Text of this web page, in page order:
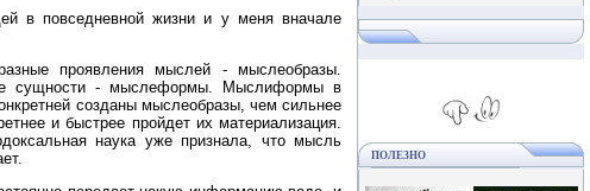
в повседневной жизни и у меня вначале
проявления мыслей - мыслеобразы.
сущности - мыслеформы. Мыслиформы в
созданы мыслеобразы, чем сильнее
и быстрее пройдет их материализация.
наука уже признала, что мысль
ПОЛЕЗНО